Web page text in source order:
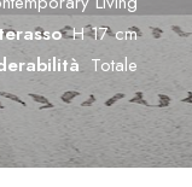
H 17 cm
Totale